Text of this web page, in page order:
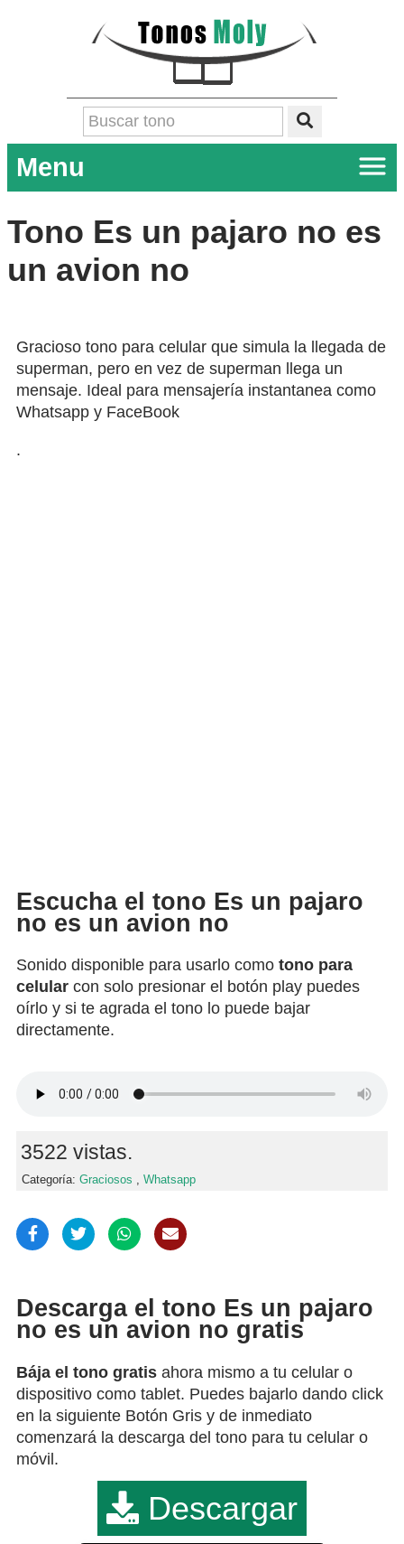
Menu
Tono Es un pajaro no es
un avion no
Gracioso tono para celular que simula la llegada de
superman, pero en vez de superman llega un
mensaje. Ideal para mensajería instantanea como
Whatsapp y FaceBook
.
Escucha el tono Es un pajaro
no es un avion no
Sonido disponible para usarlo como tono para
celular con solo presionar el botón play puedes
oírlo y si te agrada el tono lo puede bajar
directamente.
3522 vistas.
Categoría: Graciosos , Whatsapp
Descarga el tono Es un pajaro
no es un avion no gratis
Bája el tono gratis ahora mismo a tu celular o
dispositivo como tablet. Puedes bajarlo dando click
en la siguiente Botón Gris y de inmediato
comenzará la descarga del tono para tu celular o
móvil.
Descargar